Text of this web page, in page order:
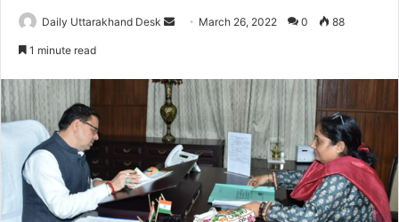
Daily Uttarakhand Desk
Send March 26, 2022 0 88
1 minute read